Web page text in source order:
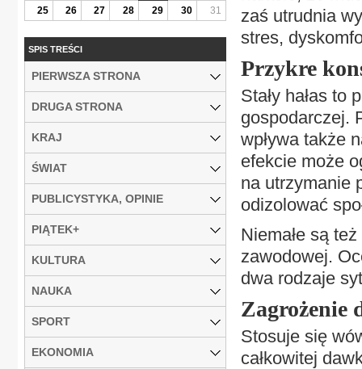
zaś utrudnia
stres,
Przykre
Stały hałas to
gospodarczej.
wpływa także
efekcie może
na utrzymanie
odizolować
Niemałe są
zawodowej.
dwa rodzaje
Zagrożenie
Stosuje się
całkowitej
25
26 27 28 29 30 31
SPIS TREŚCI
PIERWSZA STRONA
DRUGA STRONA
KRAJ
ŚWIAT
PUBLICYSTYKA, OPINIE
PIĄTEK+
KULTURA
NAUKA
SPORT
EKONOMIA